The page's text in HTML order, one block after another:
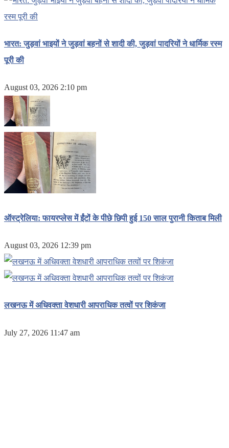
भारत: जुड़वां भाइयों ने जुड़वां बहनों से शादी की, जुड़वां पादरियों ने धार्मिक रस्म
पूरी की
August 03, 2026 2:10 pm
ऑस्ट्रेलिया: फायरप्लेस में ईंटों के पीछे छिपी हुई 150 साल पुरानी किताब मिली
August 03, 2026 12:39 pm
लखनऊ में अधिवक्ता वेशधारी आपराधिक तत्वों पर शिकंजा
July 27, 2026 11:47 am